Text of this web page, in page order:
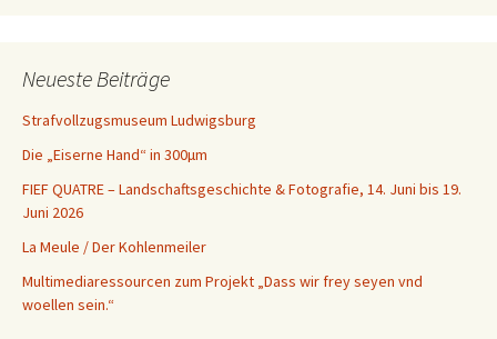
Neueste Beiträge
Strafvollzugsmuseum Ludwigsburg
Die „Eiserne Hand“ in 300µm
FIEF QUATRE – Landschaftsgeschichte & Fotografie, 14. Juni bis 19.
Juni 2026
La Meule / Der Kohlenmeiler
Multimediaressourcen zum Projekt „Dass wir frey seyen vnd
woellen sein.“